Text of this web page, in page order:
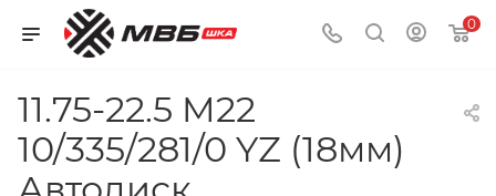
0
11.75-22.5 M22
10/335/281/0 YZ (18мм)